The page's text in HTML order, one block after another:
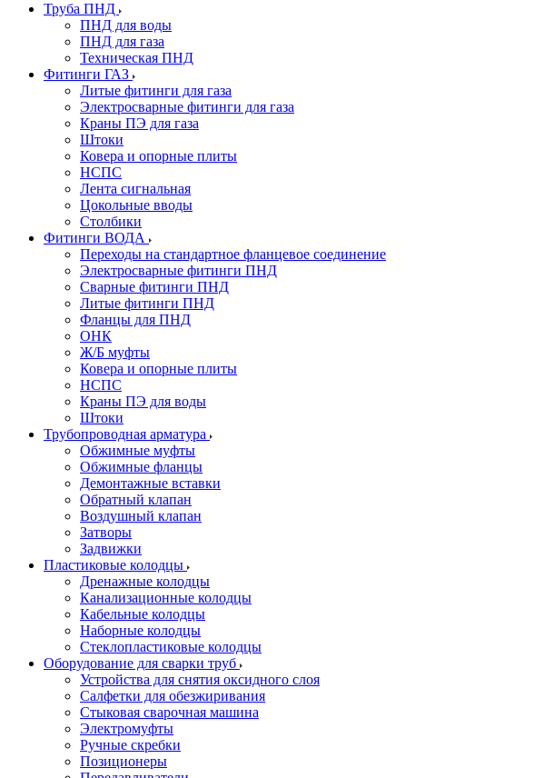
Труба ПНД
ПНД для воды
ПНД для газа
Техническая ПНД
Фитинги ГАЗ
Литые фитинги для газа
Электросварные фитинги для газа
Краны ПЭ для газа
Штоки
Ковера и опорные плиты
НСПС
Лента сигнальная
Цокольные вводы
Столбики
Фитинги ВОДА
Переходы на стандартное фланцевое соединение
Электросварные фитинги ПНД
Сварные фитинги ПНД
Литые фитинги ПНД
Фланцы для ПНД
ОНК
Ж/Б муфты
Ковера и опорные плиты
НСПС
Краны ПЭ для воды
Штоки
Трубопроводная арматура
Обжимные муфты
Обжимные фланцы
Демонтажные вставки
Обратный клапан
Воздушный клапан
Затворы
Задвижки
Пластиковые колодцы
Дренажные колодцы
Канализационные колодцы
Кабельные колодцы
Наборные колодцы
Стеклопластиковые колодцы
Оборудование для сварки труб
Устройства для снятия оксидного слоя
Салфетки для обезжиривания
Стыковая сварочная машина
Электромуфты
Ручные скребки
Позиционеры